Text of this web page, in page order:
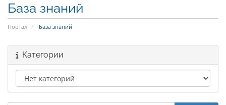
База знаний
Портал База знаний
Категории